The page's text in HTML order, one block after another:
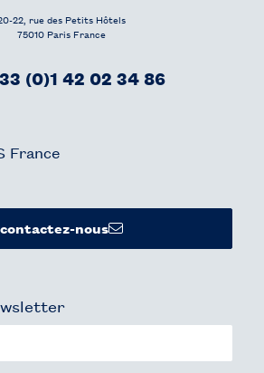
22, rue des Petits Hôtels
75010 Paris France
(0)1 42 02 34 86
France
contactez-nous